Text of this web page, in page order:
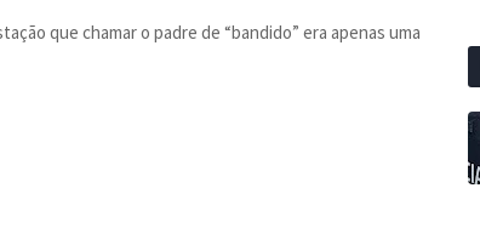
que chamar o padre de “bandido” era apenas uma